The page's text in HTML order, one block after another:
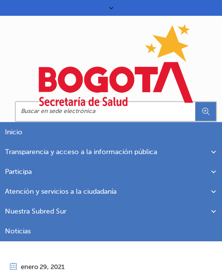
Inicio
Transparencia y acceso a la información pública
Participa
Atención y servicios a la ciudadanía
Nuestra Subred Sur
Noticias
enero 29, 2021